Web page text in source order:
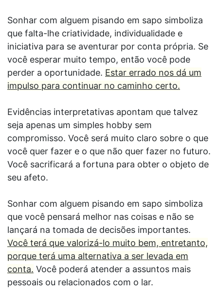
Sonhar com alguem pisando em sapo simboliza
que falta-lhe criatividade, individualidade e
iniciativa para se aventurar por conta própria. Se
você esperar muito tempo, então você pode
perder a oportunidade. Estar errado nos dá um
impulso para continuar no caminho certo.
Evidências interpretativas apontam que talvez
seja apenas um simples hobby sem
compromisso. Você será muito claro sobre o que
você quer fazer e o que não quer fazer no futuro.
Você sacrificará a fortuna para obter o objeto de
seu afeto.
Sonhar com alguem pisando em sapo simboliza
que você pensará melhor nas coisas e não se
lançará na tomada de decisões importantes.
Você terá que valorizá-lo muito bem, entretanto,
porque terá uma alternativa a ser levada em
conta. Você poderá atender a assuntos mais
pessoais ou relacionados com o lar.